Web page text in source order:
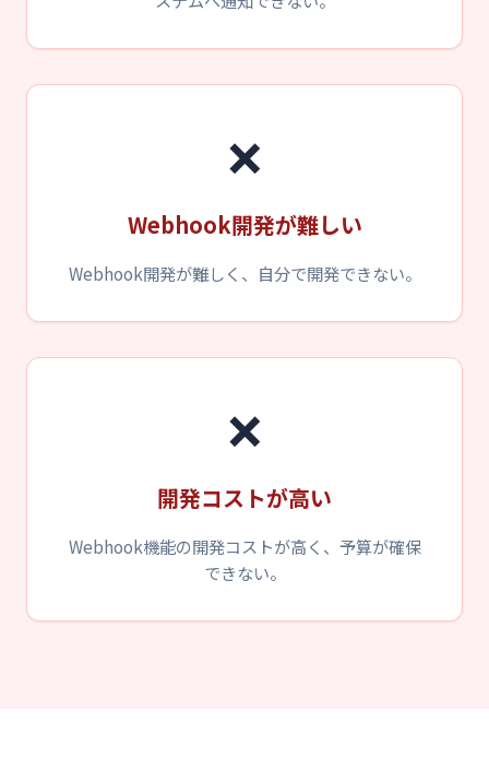
❌
Webhook開発が難しい
Webhook開発が難しく、自分で開発できない。
❌
開発コストが高い
Webhook機能の開発コストが高く、予算が確保
できない。